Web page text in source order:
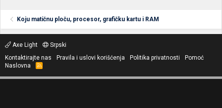
Koju matičnu ploču, procesor, grafičku kartu i RAM
Axe Light
Srpski
Kontaktirajte nas
Pravila i uslovi korišćenja Politika privatnosti
Pomoć
Naslovna
R
S